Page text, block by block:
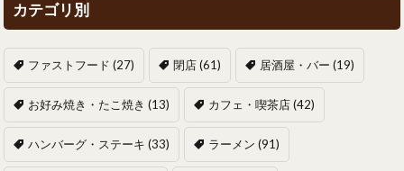
カテゴリ別
ファストフード (27) 閉店(61) 居酒屋・バー (19)
お好み焼き・たこ焼き (13) カフェ・喫茶店(42)
ハンバーグ・ステーキ (33) ラーメン (91)